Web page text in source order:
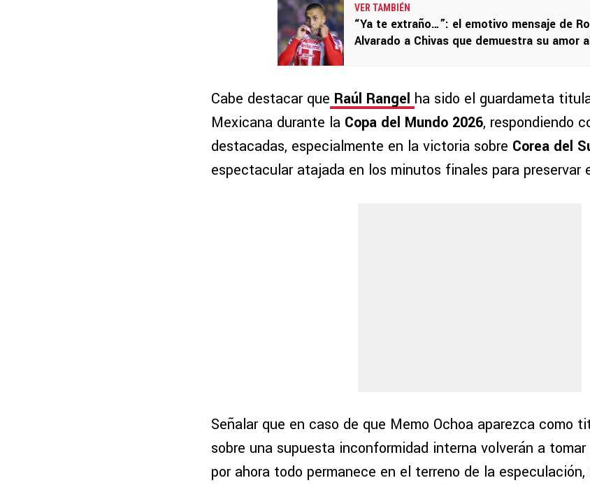
VER TAMBIÉN
“Ya te extraño…”: el emotivo mensaje de
Alvarado a Chivas que demuestra su amor
Cabe destacar que Raúl Rangel ha sido el guardameta
Mexicana durante la Copa del Mundo 2026, respondiendo
destacadas, especialmente en la victoria sobre Corea del
espectacular atajada en los minutos finales para preservar
Señalar que en caso de que Memo Ochoa aparezca como
sobre una supuesta inconformidad interna volverán a
por ahora todo permanece en el terreno de la